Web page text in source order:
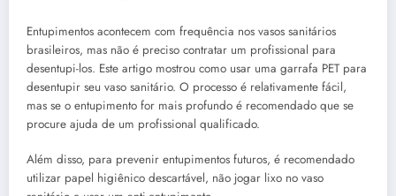
Entupimentos acontecem com frequência nos vasos sanitários
brasileiros, mas não é preciso contratar um profissional para
desentupi-los. Este artigo mostrou como usar uma garrafa PET para
desentupir seu vaso sanitário. O processo é relativamente fácil,
mas se o entupimento for mais profundo é recomendado que se
procure ajuda de um profissional qualificado.
Além disso, para prevenir entupimentos futuros, é recomendado
utilizar papel higiênico descartável, não jogar lixo no vaso